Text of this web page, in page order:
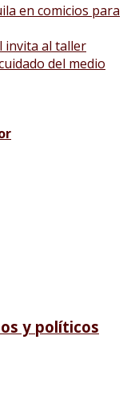
en comicios para
invita al taller
del medio
y políticos